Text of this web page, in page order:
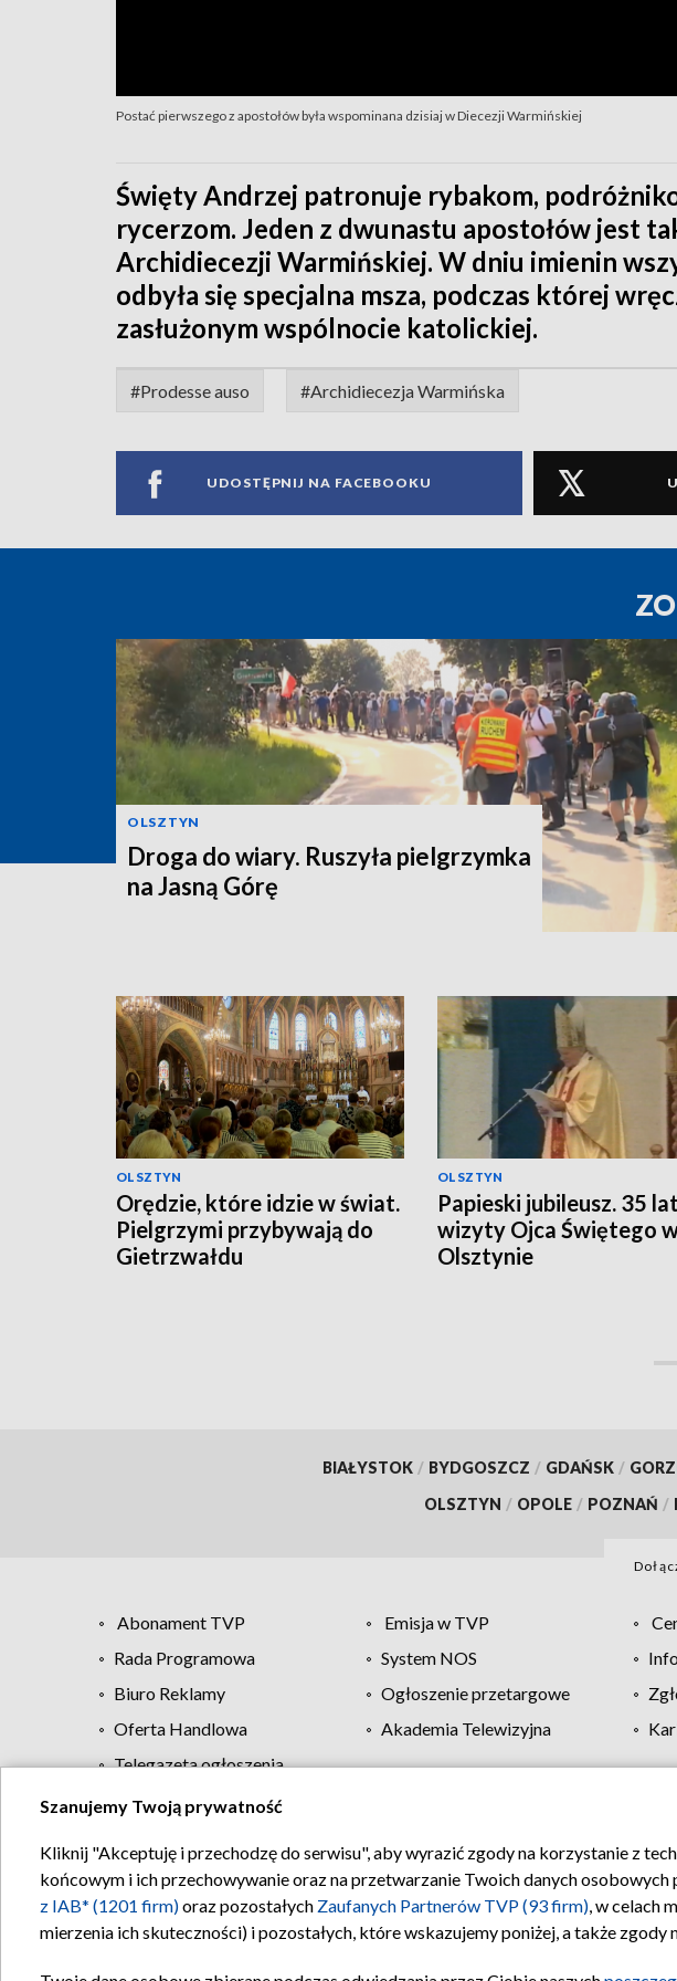
Postać pierwszego z apostołów była wspominana dzisiaj w Diecezji Warmińskiej
Święty Andrzej patronuje rybakom,
rycerzom. Jeden z dwunastu apostołów jest
Archidiecezji Warmińskiej. W dniu imienin
odbyła się specjalna msza, podczas której
zasłużonym wspólnocie katolickiej.
#Prodesse auso #Archidiecezja Warmińska
UDOSTĘPNIJ NA FACEBOOKU
OLSZTYN
Droga do wiary. Ruszyła pielgrzymka
na Jasną Górę
OLSZTYN
Orędzie, które idzie w świat.
Pielgrzymi przybywają do
Gietrzwałdu
OLSZTYN
Papieski jubileusz. 35
wizyty Ojca Świętego
Olsztynie
BIAŁYSTOK / BYDGOSZCZ / GDAŃSK /
OLSZTYN / OPOLE / POZNAŃ /
Abonament TVP Emisja w TVP
Rada Programowa
System NOS
Biuro Reklamy
Ogłoszenie przetargowe
Oferta Handlowa
Akademia Telewizyjna
Telegazeta ogłoszenia
Regulamin TVP Polityka prywatności
Szanujemy Twoją prywatność
Kliknij "Akceptuję i przechodzę do serwisu", aby wyrazić zgody na korzystanie z
końcowym i ich przechowywanie oraz na przetwarzanie Twoich danych
z IAB* (1201 firm)oraz pozostałych Zaufanych Partnerów TVP (93 firm), w celach
mierzenia ich skuteczności) i pozostałych, które wskazujemy poniżej, a także